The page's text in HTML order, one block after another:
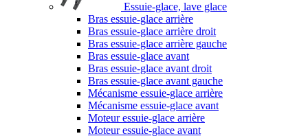
Essuie-glace, lave glace
Bras essuie-glace arrière
Bras essuie-glace arrière droit
Bras essuie-glace arrière gauche
Bras essuie-glace avant
Bras essuie-glace avant droit
Bras essuie-glace avant gauche
Mécanisme essuie-glace arrière
Mécanisme essuie-glace avant
Moteur essuie-glace arrière
Moteur essuie-glace avant